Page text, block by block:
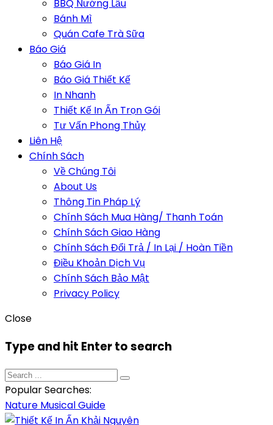
BBQ Nướng Lẩu
Bánh Mì
Quán Cafe Trà Sữa
Báo Giá
Báo Giá In
Báo Giá Thiết Kế
In Nhanh
Thiết Kế In Ấn Trọn Gói
Tư Vấn Phong Thủy
Liên Hệ
Chính Sách
Về Chúng Tôi
About Us
Thông Tin Pháp Lý
Chính Sách Mua Hàng/ Thanh Toán
Chính Sách Giao Hàng
Chính Sách Đổi Trả / In Lại / Hoàn Tiền
Điều Khoản Dịch Vụ
Chính Sách Bảo Mật
Privacy Policy
Close
Type and hit Enter to search
Popular Searches:
Nature MusicalGuide